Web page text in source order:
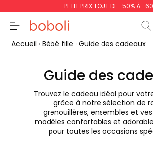
PETIT PRIX TOUT DE -50% À -
Sous-total
poursuit
Accueil Bébé fille Guide des cadeaux
Guide des
Trouvez le cadeau idéal pour
grâce à notre sélection de
grenouillères, ensembles et
modèles confortables et
pour toutes les occasions